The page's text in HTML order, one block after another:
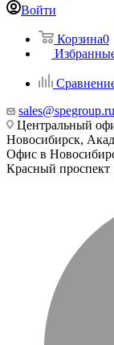
Войти
Корзина0
sales@spegroup.ru
Центральный
Новосибирск,
Офис в
Красный проспект